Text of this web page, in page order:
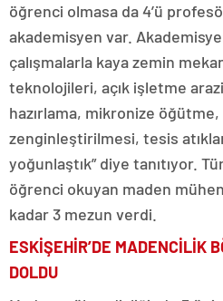
öğrenci olmasa da 4’ü
akademisyen var.
çalışmalarla kaya zemin
teknolojileri, açık işletme
hazırlama, mikronize
zenginleştirilmesi, tesis
yoğunlaştık” diye tanıtıyor.
öğrenci okuyan maden
kadar 3 mezun verdi.
ESKİŞEHİR’DE MADENCİLİK
DOLDU